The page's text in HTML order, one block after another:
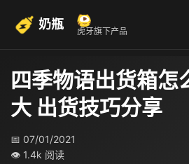
奶瓶 虎牙旗下产品
四季物语出货箱怎
大 出货技巧分享
📅 07/01/2021
👁 1.4k 阅读